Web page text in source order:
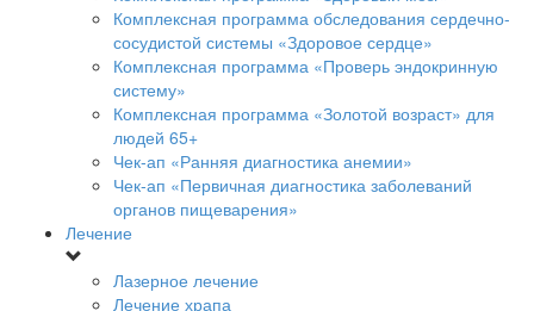
Комплексная программа обследования сердечно-
сосудистой системы «Здоровое сердце»
Комплексная программа «Проверь эндокринную
систему»
Комплексная программа «Золотой возраст» для
людей 65+
Чек-ап «Ранняя диагностика анемии»
Чек-ап «Первичная диагностика заболеваний
органов пищеварения»
Лечение
Лазерное лечение
Лечение храпа